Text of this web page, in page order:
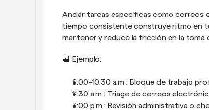
Anclar tareas específicas como correos
tiempo consistente construye ritmo en
mantener y reduce la fricción en la toma
📆 Ejemplo:
9:00–10:30 a.m : Bloque de trabajo
11:30 a.m : Triage de correos
3:00 p.m : Revisión administrativa o